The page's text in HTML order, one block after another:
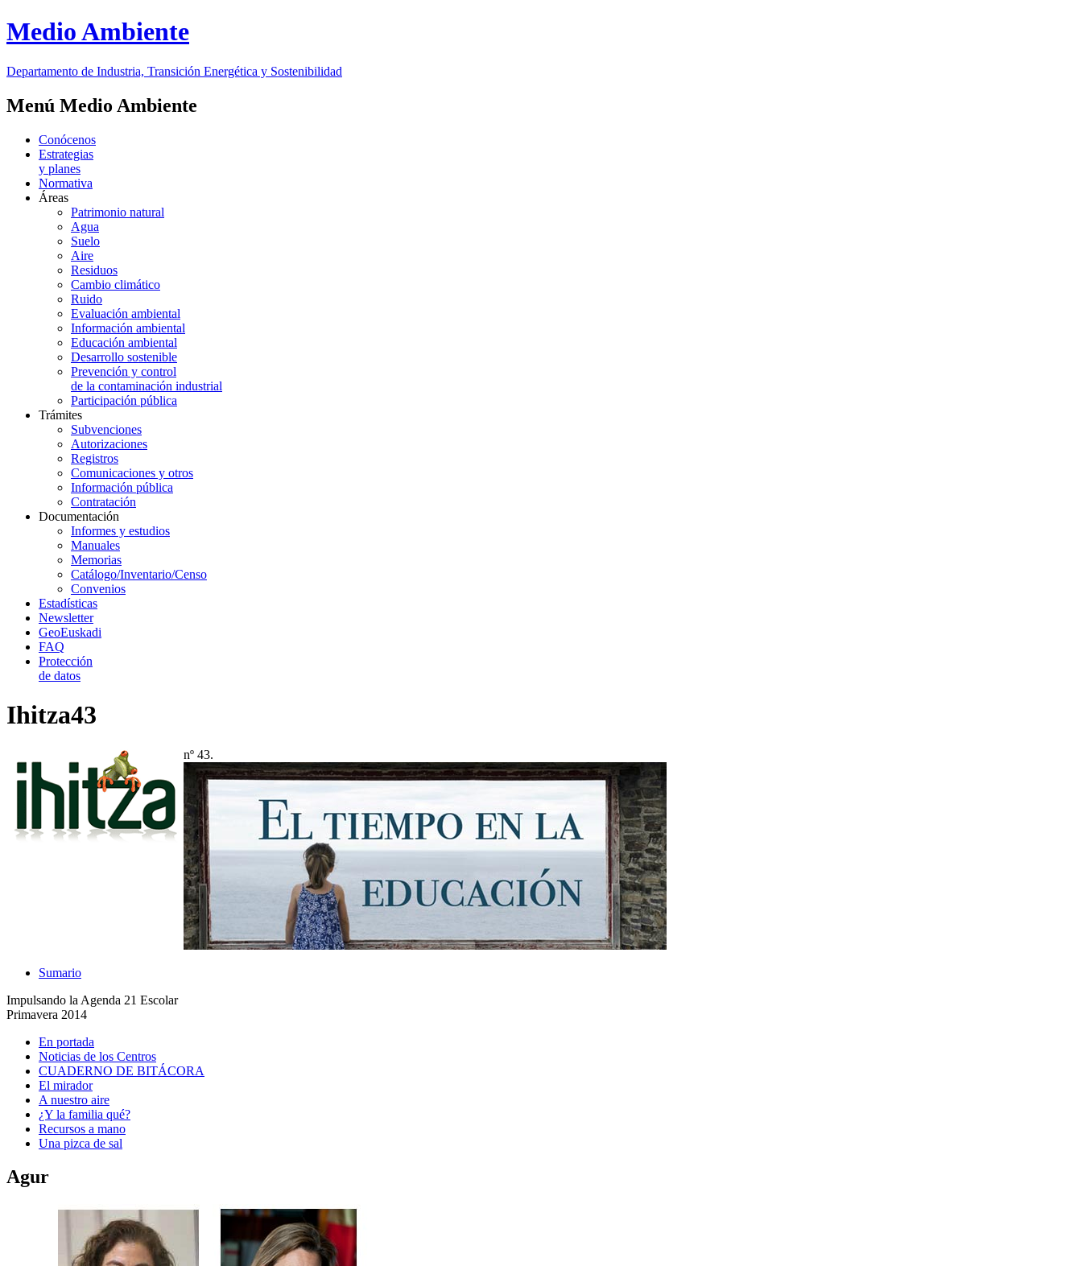
Medio Ambiente
Departamento de Industria, Transición Energética y Sostenibilidad
Menú Medio Ambiente
Conócenos
Estrategias
y planes
Normativa
Áreas
Patrimonio natural
Agua
Suelo
Aire
Residuos
Cambio climático
Ruido
Evaluación ambiental
Información ambiental
Educación ambiental
Desarrollo sostenible
Prevención y control
de la contaminación industrial
Participación pública
Trámites
Subvenciones
Autorizaciones
Registros
Comunicaciones y otros
Información pública
Contratación
Documentación
Informes y estudios
Manuales
Memorias
Catálogo/Inventario/Censo
Convenios
Estadísticas
Newsletter
GeoEuskadi
FAQ
Protección
de datos
Ihitza43
nº 43.
Sumario
Impulsando la Agenda 21 Escolar
Primavera 2014
En portada
Noticias de los Centros
CUADERNO DE BITÁCORA
El mirador
A nuestro aire
¿Y la familia qué?
Recursos a mano
Una pizca de sal
Agur